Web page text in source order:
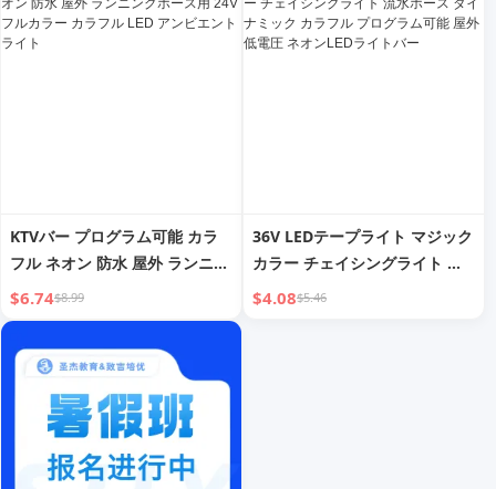
KTVバー プログラム可能 カラ
フル ネオン 防水 屋外 ランニン
グホース用 24V フルカラー カ
ラフル LED アンビエントライ
ト
$6.74$8.99
36V LEDテープライト マジック
カラー チェイシングライト 流
水ホース ダイナミック カラフ
$4.08$5.46